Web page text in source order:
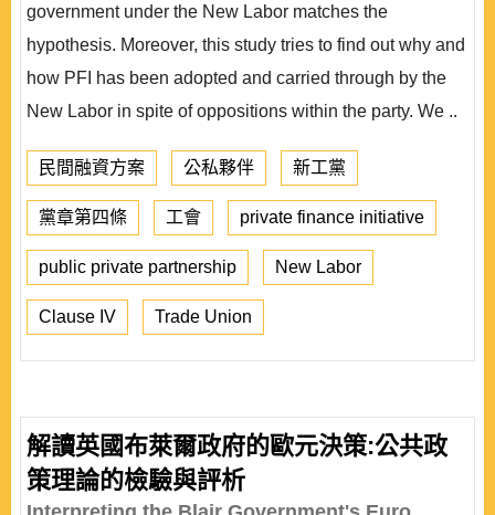
government under the New Labor matches the
hypothesis. Moreover, this study tries to find out why and
how PFI has been adopted and carried through by the
New Labor in spite of oppositions within the party. We ..
民間融資方案 公私夥伴 新工黨
黨章第四條 工會 private finance initiative
public private partnership New Labor
Clause IV Trade Union
解讀英國布萊爾政府的歐元決策:公共政
策理論的檢驗與評析